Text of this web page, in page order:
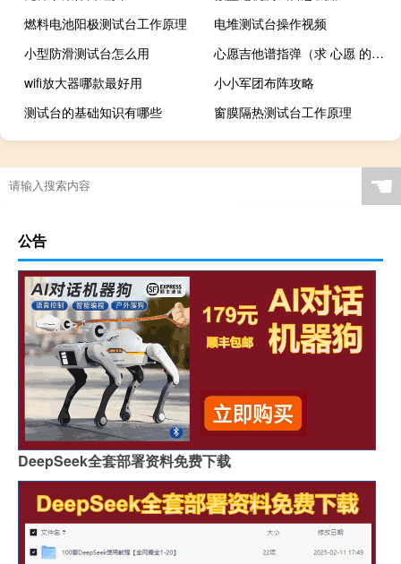
燃料电池阳极测试台工作原理
电堆测试台操作视频
小型防滑测试台怎么用
心愿吉他谱指弹（求 心愿 的吉他谱）
wifi放大器哪款最好用
小小军团布阵攻略
测试台的基础知识有哪些
窗膜隔热测试台工作原理
☚
公告
DeepSeek全套部署资料免费下载